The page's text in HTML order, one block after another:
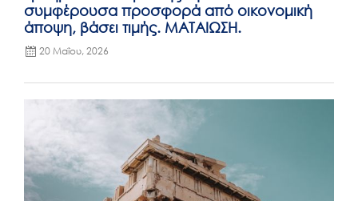
συμφέρουσα προσφορά από οικονομική
άποψη, βάσει τιμής. ΜΑΤΑΙΩΣΗ.
20 Μαΐου, 2026